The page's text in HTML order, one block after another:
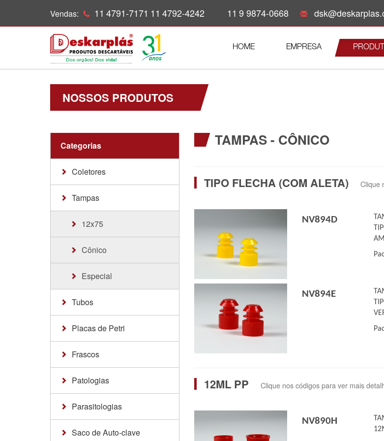
Vendas: 11 4791-7171 11 4792-4242 11 9 9874-0668
HOME EMPRESA
NOSSOS PRODUTOS
Categorias
Coletores
Universal
Urina
Kit para urina
Tampas
12x75
Cônico
Especial
Tubos
10/12 ml
12 ml
Congelamento
12x75
Cônico
Placas de Petri
Petri
Frascos
Utilização
Coleta
Patologias
Biópsia
Cassete
Parasitologias
Mini-parasitofiltro
Saco de Auto-clave
TAMPAS - CÔNICO
TIPO FLECHA (COM ALETA) Clique
NV894D
NV894E
12ML PP Clique nos códigos para ver mais
NV890H